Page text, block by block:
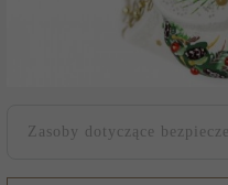
Zasoby dotyczące